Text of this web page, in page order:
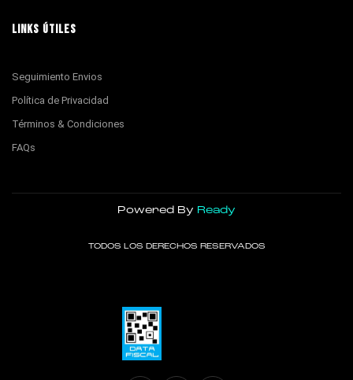
LINKS ÚTILES
Seguimiento Envios
Política de Privacidad
Términos & Condiciones
FAQs
Powered By Ready
TODOS LOS DERECHOS RESERVADOS